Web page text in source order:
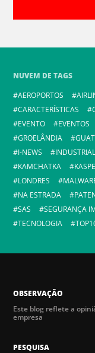
NUVEM DE TAGS
AEROPORTOS
CARACTERÍSTICAS
EVENTO
EVENTOS
GROELÂNDIA
I-NEWS
INDUSTRIAL
KAMCHATKA
LONDRES
NA ESTRADA
SAS
SEGURANÇA
TECNOLOGIA
OBSERVAÇÃO
Este blog reflete a
empresa
PESQUISA